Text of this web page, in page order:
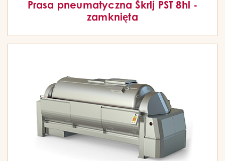
Prasa pneumatyczna Škrlj PST 8hl -
zamknięta